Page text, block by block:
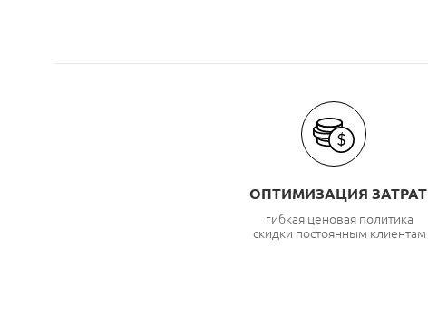
ОПТИМИЗАЦИЯ ЗАТРАТ
гибкая ценовая политика
скидки постоянным клиентам